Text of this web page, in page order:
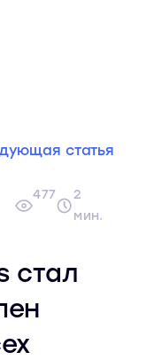
статья
477
2
мин.
стал